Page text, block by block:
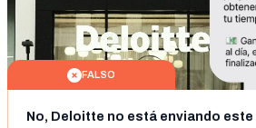
FALSO
No, Deloitte no está enviando